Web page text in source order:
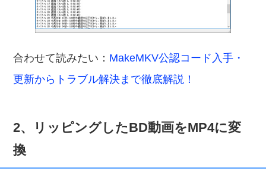
合わせて読みたい： MakeMKV公認コード入手・
更新からトラブル解決まで徹底解説！
2、リッピングしたBD動画をMP4に変
換